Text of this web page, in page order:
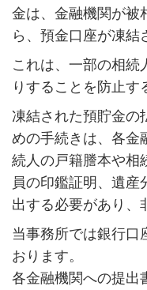
金は、金融機関が被
ら、預金口座が凍結
これは、一部の相続
りすることを防止す
凍結された預貯金の
めの手続きは、各金
続人の戸籍謄本や相
員の印鑑証明、遺産
出する必要があり、
当事務所では銀行口
おります。
各金融機関への提出